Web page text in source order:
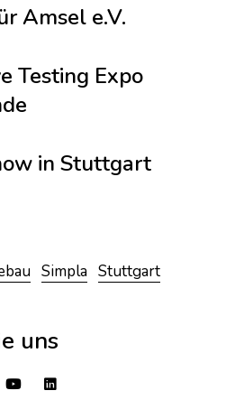
Amsel e.V.
Testing Expo
in Stuttgart
Simpla Stuttgart
uns